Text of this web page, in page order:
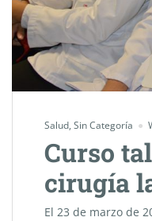
Salud, Sin Categoría
Curso
cirugía
El 23 de marzo de